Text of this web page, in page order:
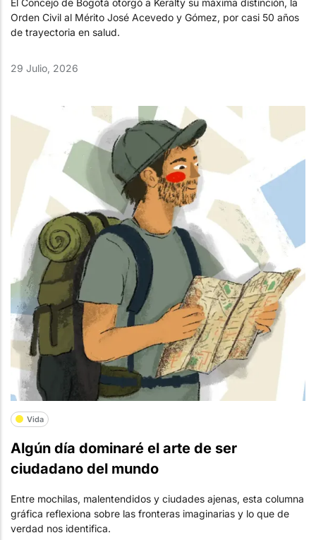
El Concejo de Bogotá otorgó a Keralty su máxima distinción, la
Orden Civil al Mérito José Acevedo y Gómez, por casi 50 años
de trayectoria en salud.
29 Julio, 2026
Vida
Algún día dominaré el arte de ser
ciudadano del mundo
Entre mochilas, malentendidos y ciudades ajenas, esta columna
gráfica reflexiona sobre las fronteras imaginarias y lo que de
verdad nos identifica.